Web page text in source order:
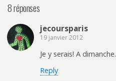
8 réponses
jecoursparis
19 janvier 2012
Je y serais! A dimanche.
Reply